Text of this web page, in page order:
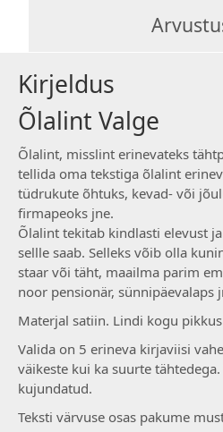
Kirjeldus
Õlalint Valge
Õlalint, misslint erinevateks
tellida oma tekstiga õlalint
tüdrukute õhtuks, kevad- või
firmapeoks jne.
Õlalint tekitab kindlasti elevust
sellle saab. Selleks võib olla
staar või täht, maailma parim
noor pensionär, sünnipäevalaps
Materjal satiin. Lindi kogu
Valida on 5 erineva kirjaviisi
väikeste kui ka suurte
kujundatud.
Teksti värvuse osas pakume